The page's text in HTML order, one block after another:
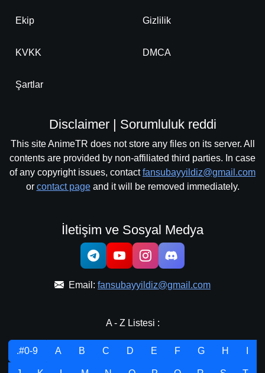
Ekip Gizlilik
KVKK DMCA
Şartlar
Disclaimer | Sorumluluk reddi
This site AnimeTR does not store any files on its server. All
contents are provided by non-affiliated third parties. In case
of any copyright issues, contactfansubayyildiz@gmail.com
or contact pageand it will be removed immediately.
İletişim ve Sosyal Medya
Email: fansubayyildiz@gmail.com
A - Z Listesi :
.#0-9 A B C D E F G H